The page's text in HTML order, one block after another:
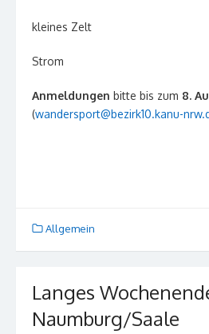
kleines Zelt
Strom :
Anmeldungen bitte bis zum 8.
(wandersport@bezirk10.kanu-
Allgemein
Langes
Naumburg/Saale